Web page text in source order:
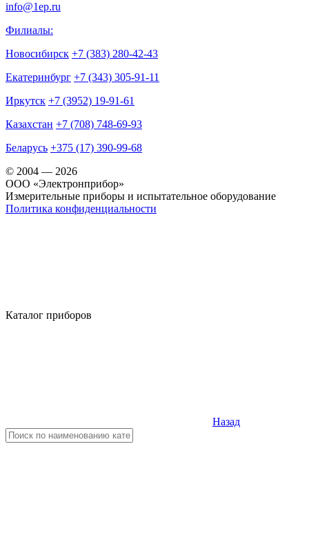
info@1ep.ru
Филиалы:
Новосибирск +7 (383) 280-42-43
Екатеринбург +7 (343) 305-91-11
Иркутск +7 (3952) 19-91-61
Казахстан +7 (708) 748-69-93
Беларусь +375 (17) 390-99-68
© 2004 — 2026
OOO «Электронприбор»
Измерительные приборы и испытательное оборудование
Политика конфиденциальности
Каталог приборов
Назад